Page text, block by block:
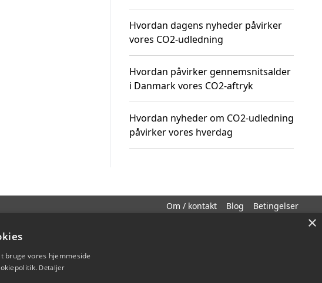
Hvordan dagens nyheder påvirker
vores CO2-udledning
Hvordan påvirker gennemsnitsalder
i Danmark vores CO2-aftryk
Hvordan nyheder om CO2-udledning
påvirker vores hverdag
Om / kontakt Blog Betingelser
×
bruge vores hjemmeside
Detaljer